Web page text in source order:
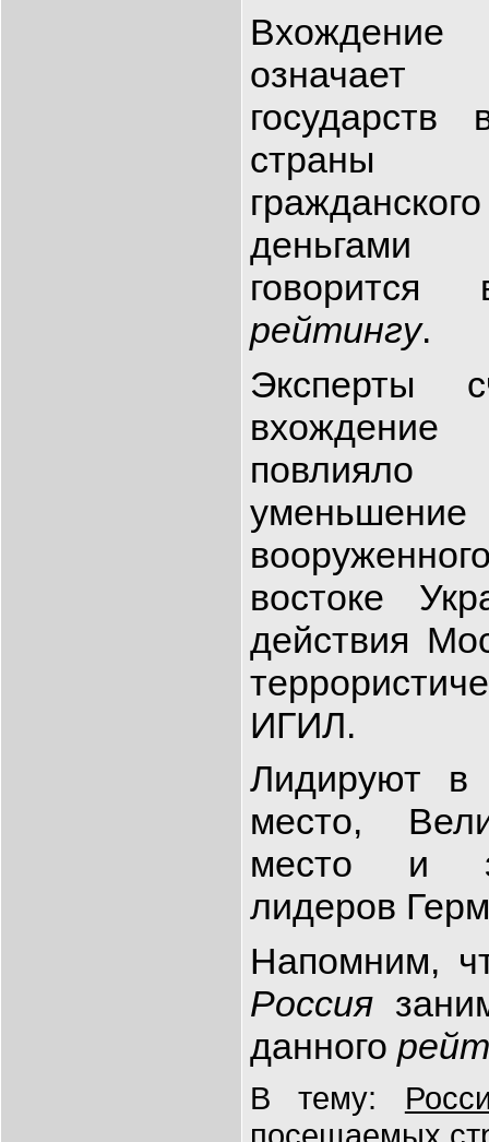
государств
страны
рейтингу.
Эксперты
повлияло
востоке
действия
ИГИЛ.
Лидируют
место,
место и
лидеров
Напомним,
Россия
данного
В тему:
посещаемых